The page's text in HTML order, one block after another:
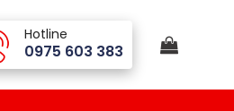
Hotline
0975 603 383